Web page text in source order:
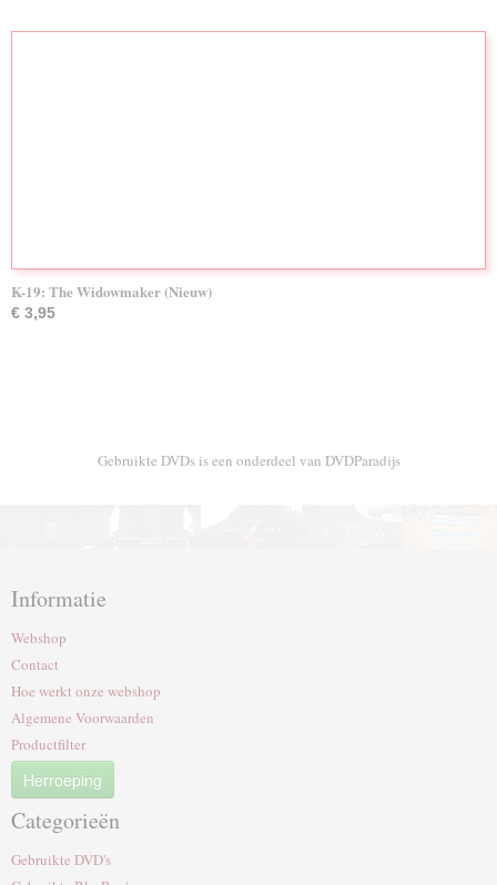
K-19: The Widowmaker (Nieuw)
€ 3,95
Gebruikte DVDs is een onderdeel van DVDParadijs
Informatie
Webshop
Contact
Hoe werkt onze webshop
Algemene Voorwaarden
Productfilter
Herroeping
Categorieën
Gebruikte DVD's